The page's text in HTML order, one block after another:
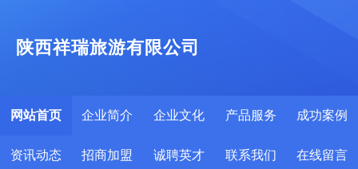
陕西祥瑞旅游有限公司
网站首页 企业简介 企业文化 产品服务 成功案例
资讯动态 招商加盟 诚聘英才 联系我们 在线留言